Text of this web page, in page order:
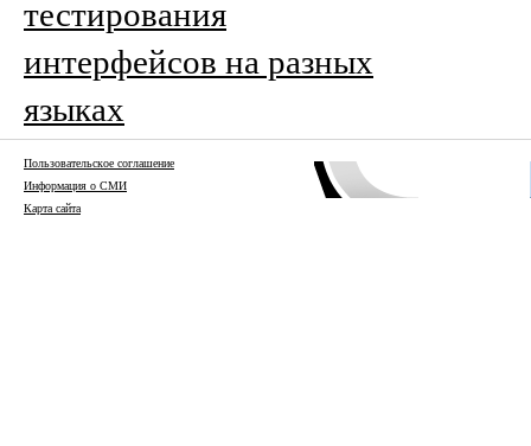
тестирования
интерфейсов на разных
языках
Пользовательское соглашение
Информация о СМИ
Карта сайта